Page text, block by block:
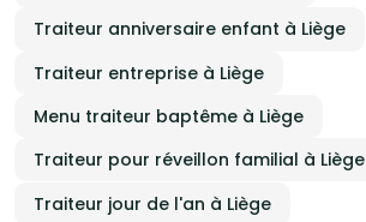
Traiteur anniversaire enfant à Liège
Traiteur entreprise à Liège
Menu traiteur baptême à Liège
Traiteur pour réveillon familial à Liège
Traiteur jour de l'an à Liège